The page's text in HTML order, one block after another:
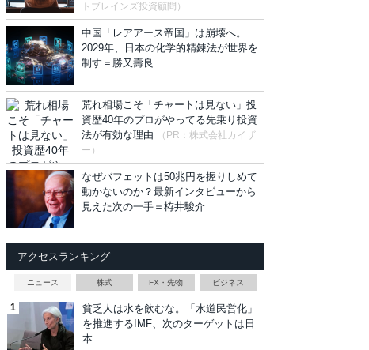
トブレインズ投資顧問）
中国「レアアース帝国」は崩壊へ。
2029年、日本の化学的精錬法が世界を
制す＝勝又壽良
荒れ相場こそ「チャートは見ない」投
資歴40年のプロがやってる先乗り投資
法が有効な理由
（PR：株式会社カイザ
ー）
なぜバフェットは50兆円を握りしめて
動かないのか？最新インタビューから
見えた次の一手＝栫井駿介
アクセスランキング
ニュース 株式 FX・先物 ビジネス
貧乏人は水を飲むな。「水道民営化」
を推進するIMF、次のターゲットは日
本